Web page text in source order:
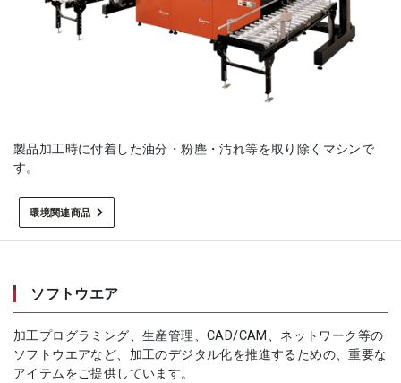
製品加工時に付着した油分・粉塵・汚れ等を取り除くマシンで
す。
環境関連商品
ソフトウエア
加工プログラミング、生産管理、CAD/CAM、ネットワーク等の
ソフトウエアなど、加工のデジタル化を推進するための、重要な
アイテムをご提供しています。